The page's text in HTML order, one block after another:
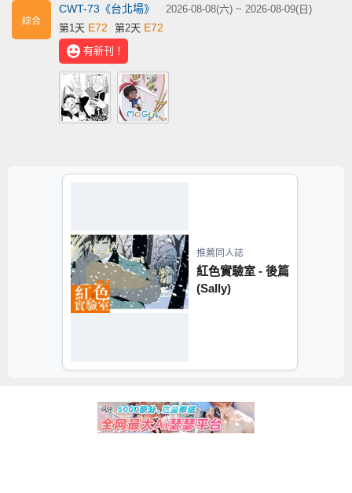
綜合
CWT-73《台北場》
2026-08-08(六) ~ 2026-08-09(日)
第1天 E72 第2天 E72
有新刊！
推薦同人誌
紅色實驗室 - 後篇
(Sally)